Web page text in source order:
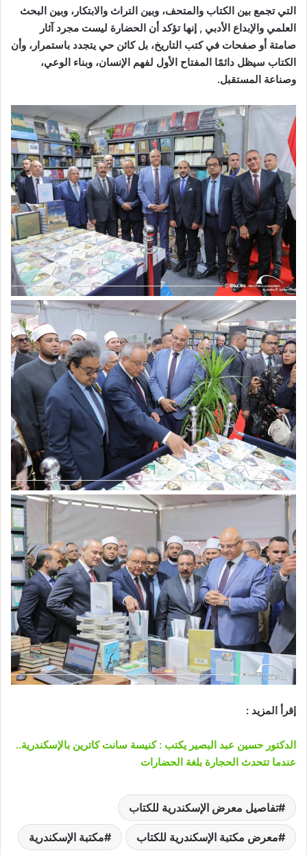
التي تجمع بين الكتاب والمتحف، وبين التراث والابتكار، وبين البحث
العلمي والإبداع الأدبي , إنها تؤكد أن الحضارة ليست مجرد آثار
صامتة أو صفحات في كتب التاريخ، بل كائن حي يتجدد باستمرار، وأن
الكتاب سيظل دائمًا المفتاح الأول لفهم الإنسان، وبناء الوعي،
وصناعة المستقبل.
إقرأ المزيد :
الدكتور حسين عبد البصير يكتب : كنيسة سانت كاترين بالإسكندرية..
عندما تتحدث الحجارة بلغة الحضارات
تفاصيل معرض الإسكندرية للكتاب
معرض مكتبة الإسكندرية للكتاب مكتبة الإسكندرية